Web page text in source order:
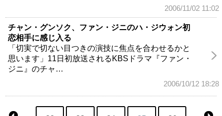
2006/11/02 11:02
チャン・グンソク、ファン・ジニのハ・ジウォン初
恋相手に感じ入る
「切実で切ない目つきの演技に焦点を合わせるかと
思います」11日初放送されるKBSドラマ『ファン・
ジニ』のチャ…
2006/10/12 18:28